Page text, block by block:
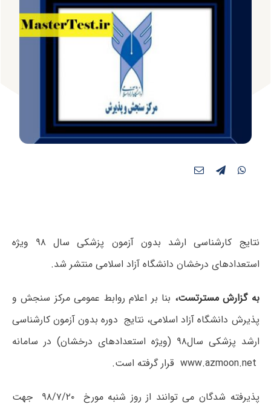
نتایج کارشناسی ارشد بدون آزمون پزشکی سال ۹۸ ویژه
استعدادهای درخشان دانشگاه آزاد اسلامی منتشر شد.
به گزارش مسترتست، بنا بر اعلام روابط عمومی مرکز سنجش و
پذیرش دانشگاه آزاد اسلامی، نتایج دوره بدون آزمون کارشناسی
ارشد پزشکی سال۹۸ (ویژه استعدادهای درخشان) در سامانه
www.azmoon.net قرار گرفته است.
پذیرفته شدگان می توانند از روز شنبه مورخ ۹۸/۷/۲۰ جهت